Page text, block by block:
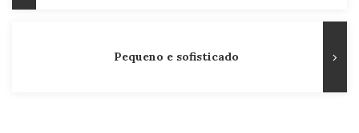
Post
Pequeno e sofisticado